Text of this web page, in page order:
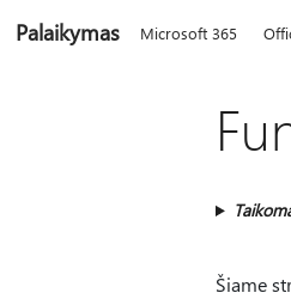
Palaikymas Microsoft 365
Šiame